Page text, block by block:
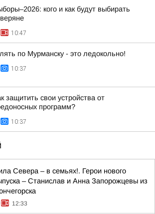
кого и как будут выбирать
10:47
по Мурманску - это ледокольно!
10:37
защитить свои устройства от
программ?
10:37
Севера – в семьях!. Герои нового
– Станислав и Анна Запорожцевы из
12:33